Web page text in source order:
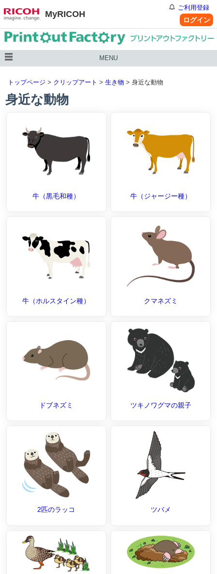
MyRICOH
ご利用登録
ログイン
MENU
トップページ > クリップアート > 生き物 > 身近な動物
身近な動物
牛（黒毛和種） 牛（ジャージー種）
牛（ホルスタイン種） クマネズミ
ドブネズミ ツキノワグマの親子
2匹のラッコ ツバメ